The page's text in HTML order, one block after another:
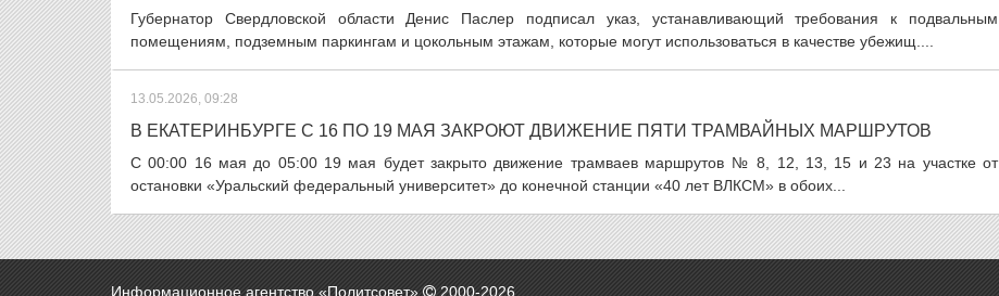
Губернатор Свердловской области Денис Паслер подписал указ, устанавливающий требования к подвальным
помещениям, подземным паркингам и цокольным этажам, которые могут использоваться в качестве убежищ....
13.05.2026, 09:28
В ЕКАТЕРИНБУРГЕ С 16 ПО 19 МАЯ ЗАКРОЮТ ДВИЖЕНИЕ ПЯТИ ТРАМВАЙНЫХ МАРШРУТОВ
С 00:00 16 мая до 05:00 19 мая будет закрыто движение трамваев маршрутов № 8, 12, 13, 15 и 23 на участке от
остановки «Уральский федеральный университет» до конечной станции «40 лет ВЛКСМ» в обоих...
Информационное агентство «Политсовет» 2000-2026